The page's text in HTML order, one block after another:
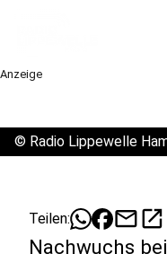
Anzeige
© Radio Lippewelle
Teilen: mailopen_in_new
Nachwuchs